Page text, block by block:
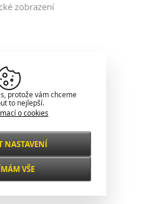
zobrazení
protože vám chceme
to nejlepší.
o cookies
NASTAVENÍ
VŠE